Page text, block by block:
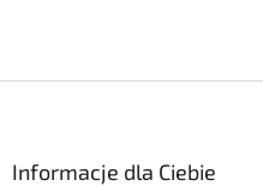
Informacje dla Ciebie